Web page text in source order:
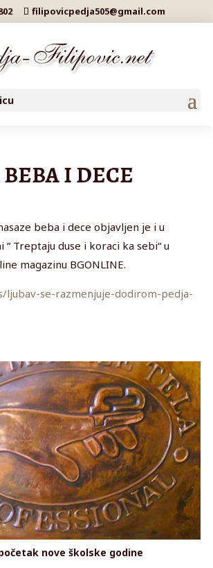
filipovicpedja505@gmail.com
I DECE
beba i dece objavljen je i u
Treptaju duse i koraci ka sebi“ u
magazinu BGONLINE.
ljubav-se-razmenjuje-dodirom-pedja-
nove školske godine